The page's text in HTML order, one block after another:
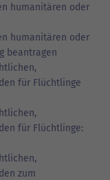
humanitären oder
humanitären oder
beantragen
für Flüchtlinge
für Flüchtlinge:
zum